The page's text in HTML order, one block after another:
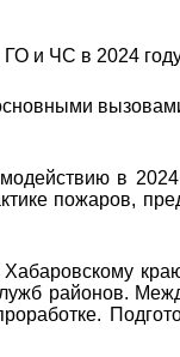
и ЧС в 2024
в
пожаров,
районов.